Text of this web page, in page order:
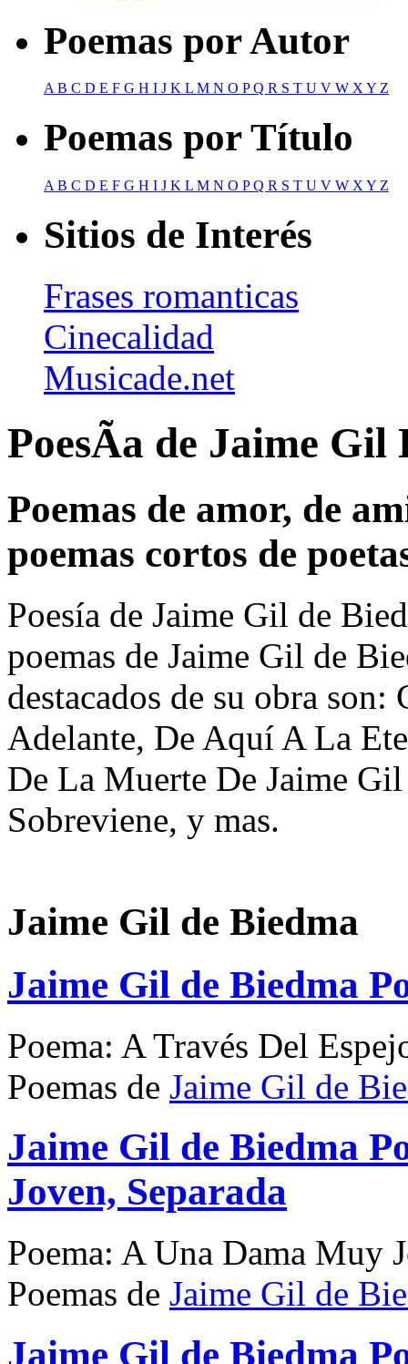
Poemas por Autor
AB C D E F G H I J K L M N O PQ R S T U V W XY Z
Poemas por Título
A B C D E F G H I J K L M N O PQ R S T U V W X Y Z
Sitios de Interés
Frases romanticas
Cinecalidad
Musicade.net
PoesÃ­a de Jaime Gil
Poemas de amor, de
poemas cortos de
Poesía de Jaime Gil de
poemas de Jaime Gil de
destacados de su obra
Adelante, De Aquí A La
De La Muerte De Jaime
Sobreviene, y mas.
Jaime Gil de Biedma
Jaime Gil de Biedma
Poema: A Través Del
Poemas de Jaime Gil de
Jaime Gil de Biedma
Joven, Separada
Poema: A Una Dama Muy
Poemas de Jaime Gil de
Jaime Gil de Biedma